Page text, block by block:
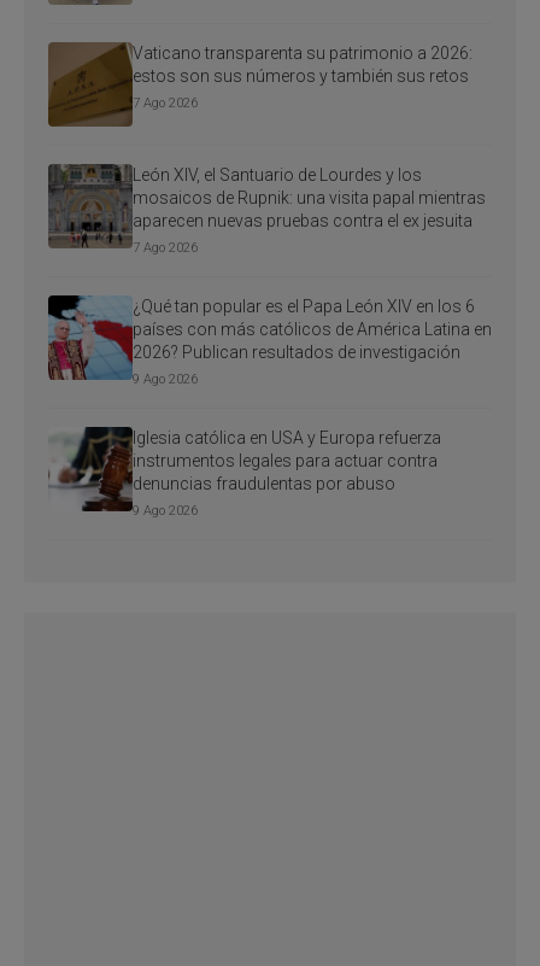
Vaticano transparenta su patrimonio a 2026:
estos son sus números y también sus retos
7 Ago 2026
León XIV, el Santuario de Lourdes y los
mosaicos de Rupnik: una visita papal mientras
aparecen nuevas pruebas contra el ex jesuita
7 Ago 2026
¿Qué tan popular es el Papa León XIV en los 6
países con más católicos de América Latina en
2026? Publican resultados de investigación
9 Ago 2026
Iglesia católica en USA y Europa refuerza
instrumentos legales para actuar contra
denuncias fraudulentas por abuso
9 Ago 2026